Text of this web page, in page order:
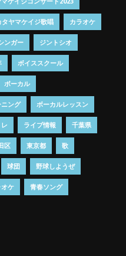
タヤマケイジ歌唱 カラオケ
ンガー ジントシオ
ボイススクール
ボーカル
ング ボーカルレッスン
ライブ情報 千葉県
区 東京都 歌
球団 野球しようぜ
ケ 青春ソング